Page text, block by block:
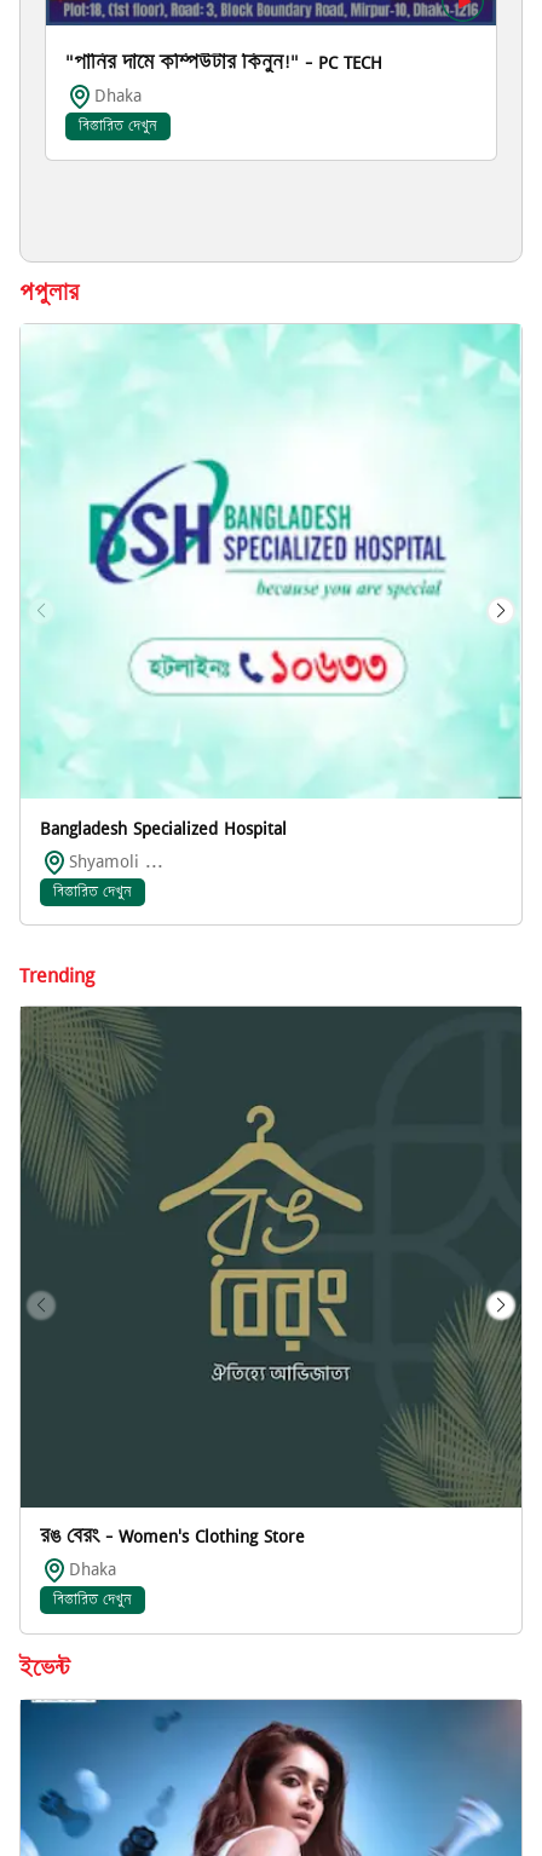
"পানির দামে কম্পিউটার কিনুন!" – PC TECH
Dhaka
বিস্তারিত দেখুন
পপুলার
Bangladesh Specialized Hospital
Shyamoli ...
বিস্তারিত দেখুন
Trending
রঙ বেরং - Women's Clothing Store
Dhaka
বিস্তারিত দেখুন
ইভেন্ট